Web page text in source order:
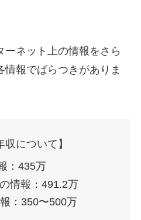
ネット上の情報をさら
報でばらつきがありま
収について】
：435万
情報：491.2万
：350〜500万